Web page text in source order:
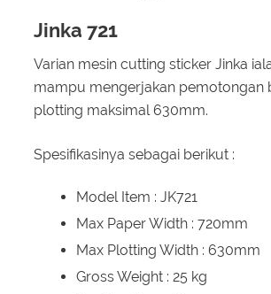
Jinka 721
Varian mesin cutting sticker Jinka
mampu mengerjakan pemotongan
plotting maksimal 630mm.
Spesifikasinya sebagai berikut :
Model Item : JK721
Max Paper Width : 720mm
Max Plotting Width : 630mm
Gross Weight : 25 kg